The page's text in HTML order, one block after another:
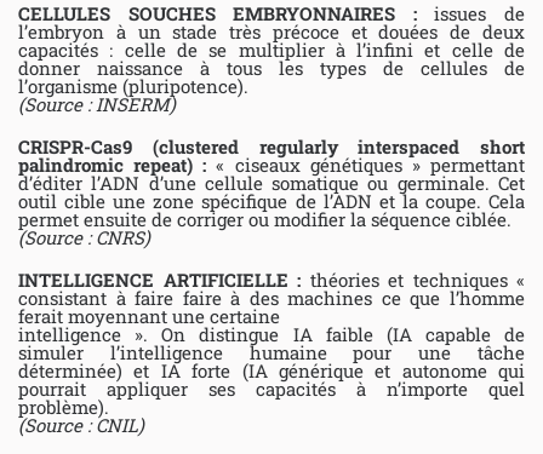
CELLULES SOUCHES EMBRYONNAIRES :issues de
l’embryon à un stade très précoce et douées de deux
capacités : celle de se multiplier à l’infini et celle de
donner naissance à tous les types de cellules de
l’organisme (pluripotence).
(Source : INSERM)
CRISPR-Cas9 (clustered regularly interspaced short
palindromic repeat) :« ciseaux génétiques » permettant
d’éditer l’ADN d’une cellule somatique ou germinale. Cet
outil cible une zone spécifique de l’ADN et la coupe. Cela
permet ensuite de corriger ou modifier la séquence ciblée.
(Source : CNRS)
INTELLIGENCE ARTIFICIELLE : théories et techniques «
consistant à faire faire à des machines ce que l’homme
ferait moyennant une certaine
intelligence ». On distingue IA faible (IA capable de
simuler l’intelligence humaine pour une tâche
déterminée) et IA forte (IA générique et autonome qui
pourrait appliquer ses capacités à n’importe quel
problème).
(Source : CNIL)